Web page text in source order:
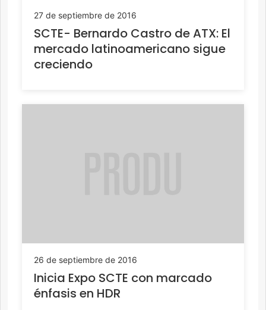
27 de septiembre de 2016
SCTE- Bernardo Castro de ATX: El
mercado latinoamericano sigue
creciendo
26 de septiembre de 2016
Inicia Expo SCTE con marcado
énfasis en HDR